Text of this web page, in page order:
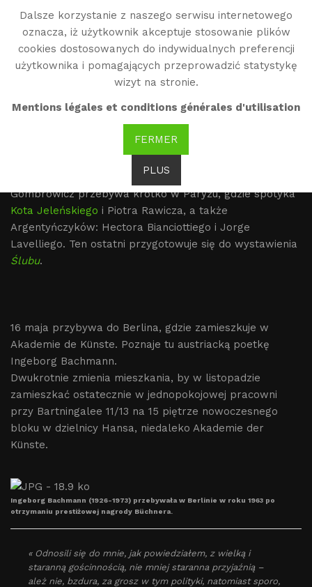
Dalsze korzystanie z naszego serwisu internetowego
oznacza, iż użytkownik akceptuje stosowanie plików
cookies dostosowanych do indywidualnych preferencji
użytkownika i pomagających przeprowadzić statystykę
wizyt na stronie.
Mentions légales et conditions générales d'utilisation
FERMER
PLUS
Witold Gombrowicz
O krok od Polski : Berlin
(1963-1964)
Gombrowicz przebywa krótko w Paryżu, gdzie spotyka
Kota Jeleńskiego i Piotra Rawicza, a także
Argentyńczyków: Hectora Bianciottiego i Jorge
Lavelliego. Ten ostatni przygotowuje się do wystawienia
Ślubu.
16 maja przybywa do Berlina, gdzie zamieszkuje w
Akademie de Künste. Poznaje tu austriacką poetkę
Ingeborg Bachmann.
Dwukrotnie zmienia mieszkania, by w listopadzie
zamieszkać ostatecznie w jednopokojowej pracowni
przy Bartningalee 11/13 na 15 piętrze nowoczesnego
bloku w dzielnicy Hansa, niedaleko Akademie der
Künste.
Ingeborg Bachmann (1926-1973) przebywała w Berlinie w roku 1963 po
otrzymaniu prestiżowej nagrody Büchnera.
« Odnosili się do mnie, jak powiedziałem, z wielką i
staranną gościnnością, nie mniej staranna przyjaźnią –
ależ nie, bzdura, za grosz w tym polityki, natomiast sporo,